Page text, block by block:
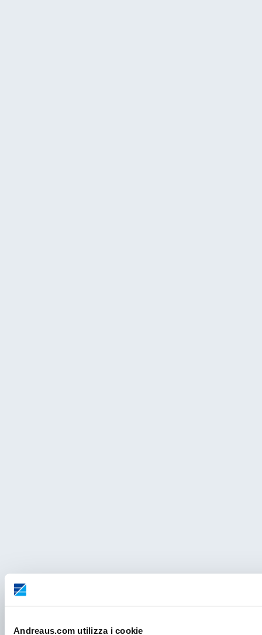
Andreaus.com utilizza i cookie